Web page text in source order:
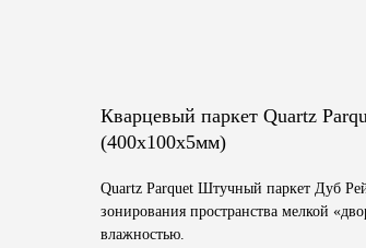
Кварцевый паркет Quartz
(400х100х5мм)
Quartz Parquet Штучный паркет Дуб
зонирования пространства мелкой
влажностью.